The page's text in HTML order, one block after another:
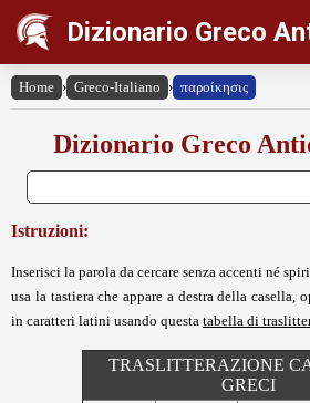
Dizionario Greco
Home › Greco-Italiano › παροίκησις
Dizionario Greco
Istruzioni:
Inserisci la parola da cercare senza accenti né
usa la tastiera che appare a destra della casella,
in caratteri latini usando questa tabella di
TRASLITTERAZIONE
GRECI